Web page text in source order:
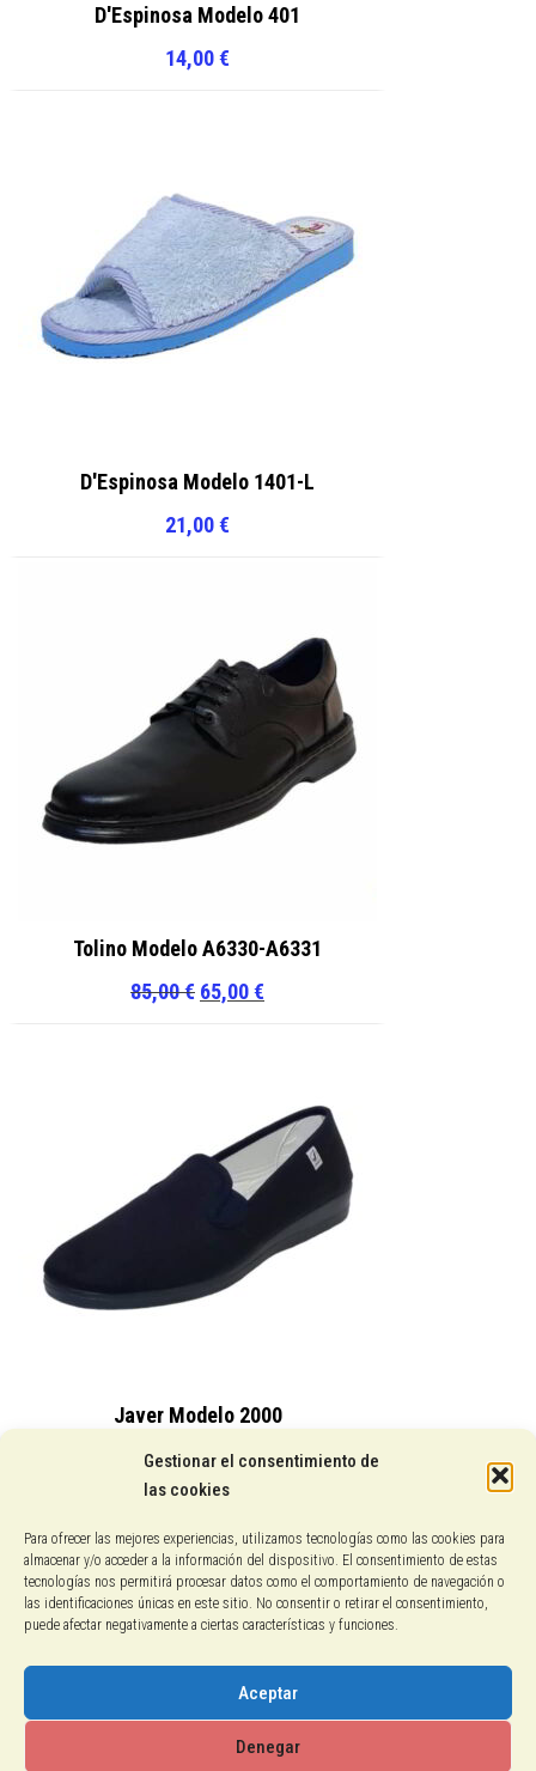
Gestionar el consentimiento de
las cookies
Para ofrecer las mejores experiencias, utilizamos tecnologías como las cookies para
almacenar y/o acceder a la información del dispositivo. El consentimiento de estas
tecnologías nos permitirá procesar datos como el comportamiento de navegación o
las identificaciones únicas en este sitio. No consentir o retirar el consentimiento,
puede afectar negativamente a ciertas características y funciones.
Aceptar
Denegar
D'Espinosa Modelo 401
14,00€
D'Espinosa Modelo 1401-L
21,00€
Tolino Modelo A6330-A6331
85,00€ El
85,00 €.
65,00€
65,00 €.
Javer Modelo 2000
15,25€
Conocenos
Pagos con PayPal